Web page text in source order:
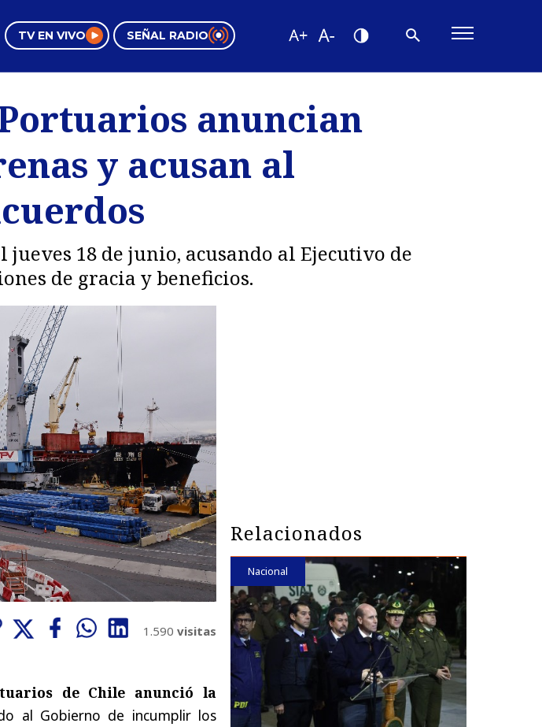
TV EN VIVO SEÑAL RADIO
Tendencias
Videos
anuncian
y acusan al
18 de junio, acusando al Ejecutivo de
de gracia y beneficios.
1.590 visitas
de Chile anunció la
al Gobierno de incumplir los
Relacionados
Nacional